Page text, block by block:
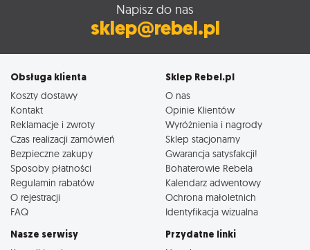
Napisz do nas
sklep@rebel.pl
Obsługa klienta
Koszty dostawy
Kontakt
Reklamacje i zwroty
Czas realizacji zamówień
Bezpieczne zakupy
Sposoby płatności
Regulamin rabatów
O rejestracji
FAQ
Sklep Rebel.pl
O nas
Opinie Klientów
Wyróżnienia i nagrody
Sklep stacjonarny
Gwarancja satysfakcji!
Bohaterowie Rebela
Kalendarz adwentowy
Ochrona małoletnich
Identyfikacja wizualna
Nasze serwisy Przydatne linki